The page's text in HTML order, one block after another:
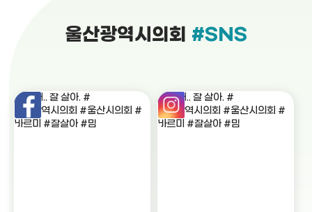
울산광역시의회 #SNS